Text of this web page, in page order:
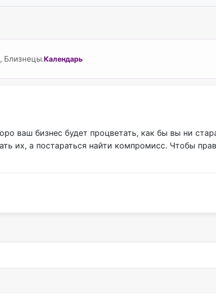
Близнецы.Календарь
ваш бизнес будет процветать, как бы вы ни
их, а постараться найти компромисс. Чтобы